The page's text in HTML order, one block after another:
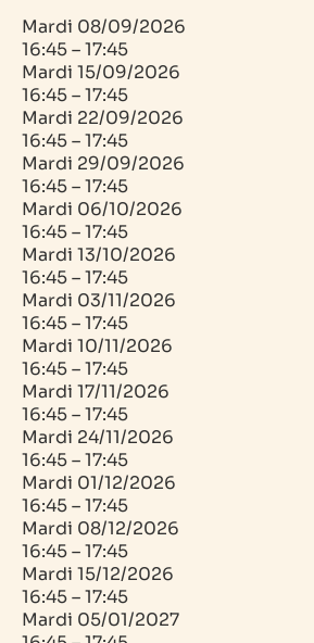
Mardi 08/09/2026
16:45 – 17:45
Mardi 15/09/2026
16:45 – 17:45
Mardi 22/09/2026
16:45 – 17:45
Mardi 29/09/2026
16:45 – 17:45
Mardi 06/10/2026
16:45 – 17:45
Mardi 13/10/2026
16:45 – 17:45
Mardi 03/11/2026
16:45 – 17:45
Mardi 10/11/2026
16:45 – 17:45
Mardi 17/11/2026
16:45 – 17:45
Mardi 24/11/2026
16:45 – 17:45
Mardi 01/12/2026
16:45 – 17:45
Mardi 08/12/2026
16:45 – 17:45
Mardi 15/12/2026
16:45 – 17:45
Mardi 05/01/2027